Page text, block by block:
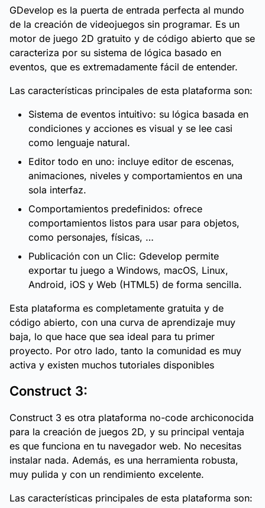
GDevelop es la puerta de entrada perfecta al mundo
de la creación de videojuegos sin programar. Es un
motor de juego 2D gratuito y de código abierto que se
caracteriza por su sistema de lógica basado en
eventos, que es extremadamente fácil de entender.
Las características principales de esta plataforma son:
Sistema de eventos intuitivo: su lógica basada en
condiciones y acciones es visual y se lee casi
como lenguaje natural.
Editor todo en uno: incluye editor de escenas,
animaciones, niveles y comportamientos en una
sola interfaz.
Comportamientos predefinidos: ofrece
comportamientos listos para usar para objetos,
como personajes, físicas, …
Publicación con un Clic: Gdevelop permite
exportar tu juego a Windows, macOS, Linux,
Android, iOS y Web (HTML5) de forma sencilla.
Esta plataforma es completamente gratuita y de
código abierto, con una curva de aprendizaje muy
baja, lo que hace que sea ideal para tu primer
proyecto. Por otro lado, tanto la comunidad es muy
activa y existen muchos tutoriales disponibles
Construct 3:
Construct 3 es otra plataforma no-code archiconocida
para la creación de juegos 2D, y su principal ventaja
es que funciona en tu navegador web. No necesitas
instalar nada. Además, es una herramienta robusta,
muy pulida y con un rendimiento excelente.
Las características principales de esta plataforma son: